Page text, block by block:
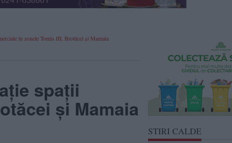
în zonele Tomis III, Brotăcei și Mamaia
spații
și Mamaia
STIRI CALDE